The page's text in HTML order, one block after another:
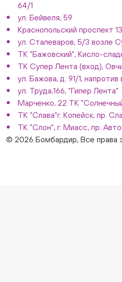
64/1
ул. Бейвеля, 59
Краснопольский проспект
ул. Сталеваров, 5/3 возле
ТК "Бажовский", Кисло-
ТК Супер Лента (вход),
ул. Бажова, д. 91/1,
ул. Труда,166, "Гипер Лента"
Марченко, 22 ТК
ТК "Слава"г. Копейск, пр.
ТК "Слон", г. Миасс, пр.
© 2026 Бомбардир, Все права